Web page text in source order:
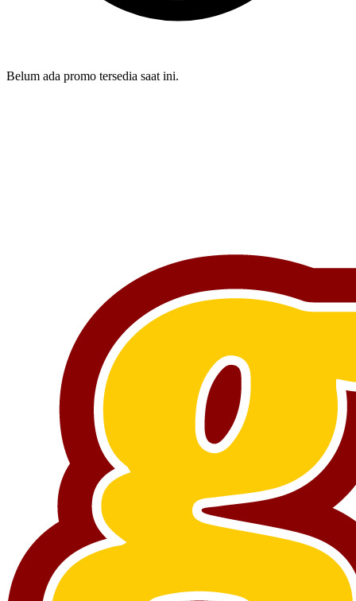
Belum ada promo tersedia saat ini.